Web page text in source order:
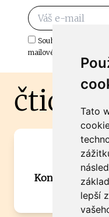
Tato
lepší
Souhlasím s
mailové schránky.
Máte
Kontaktujte